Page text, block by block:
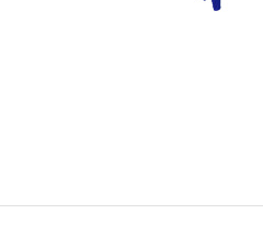
USA 2023
688.1 PLN 9.